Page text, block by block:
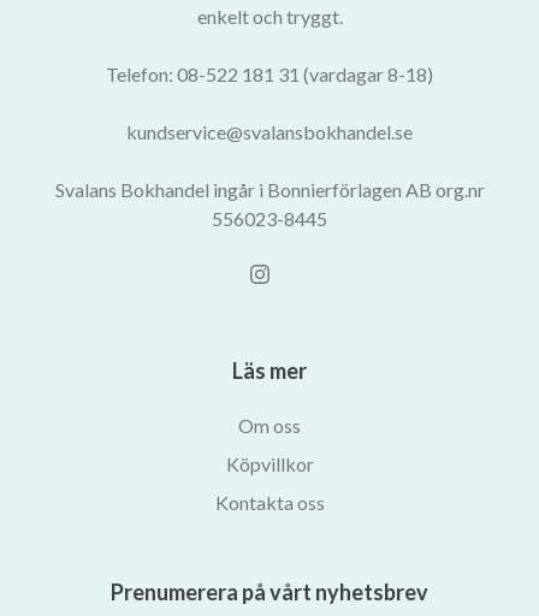
enkelt och tryggt.
Telefon: 08-522 181 31 (vardagar 8-18)
kundservice@svalansbokhandel.se
Svalans Bokhandel ingår i Bonnierförlagen AB org.nr
556023-8445
Läs mer
Om oss
Köpvillkor
Kontakta oss
Prenumerera på vårt nyhetsbrev